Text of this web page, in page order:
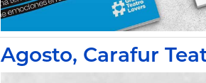
Agosto, Carafur